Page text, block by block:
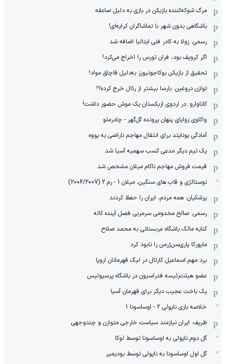
مرگ شوکه‌کننده بازیکن در بازی به دلیل صاعقه
باشگاهی بدون شهر با تماشاگران کرایه‌ای!
رسمی: زولا به کادر فنی ایتالیا اضافه شد
اگر کرویف بود، فران تورس را اخراج می‌کرد!
تحقیق از بازیکن بوکاجونیورز به‌دلیل قاچاق مواد!
توازن دروغین: بارسا بیشتر از رئال خرج کرده؟!
کاناوارو: در اردوی ازبکستان یک موش حضور داشت!
واکاوی زوایای پنهان پرونده گل‌گهر - چادرملو
آمادگی یونایتد برای انتقال مهاجم ناراضی به یووه
یک تیم دیگر مدعی کسب سهمیه آسیا شد
قیمت فروش مهاجم ناکام میلان مشخص شد
نوستالژی و قاب های سنگین، میلان 1 - رم 2 (2006/2007)
پزشکیان: همه مردم، ایران را حفظ کردند
رسمی: صالح مخدومی سرمربی فصل آینده کاله
کنایه مالک باشگاه عربستانی به محمد صلاح
مایورکا پاری‌سن‌ژرمن را نابود کرد
برد مهم اسماعیل کارتال در لیگ قهرمانان اروپا
عضو هیئت‌رئیسه فدراسیون در باشگاه پرسپولیس
یک باخت عجیب دیگر برای قهرمان آسیا
خلاصه بازی ناپولی 2 - اوساسونا 1
ظریف: ایران نیازمند سیاست خارجی متوازن و چندوجهی
گل دوم ناپولی به اوساسونا توسط لوکا
گل اول اوساسونا به ناپولی توسط بودیمیر